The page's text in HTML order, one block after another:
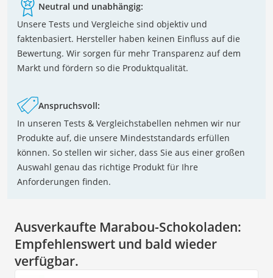
Neutral und unabhängig:
Unsere Tests und Vergleiche sind objektiv und
faktenbasiert. Hersteller haben keinen Einfluss auf die
Bewertung. Wir sorgen für mehr Transparenz auf dem
Markt und fördern so die Produktqualität.
Anspruchsvoll:
In unseren Tests & Vergleichstabellen nehmen wir nur
Produkte auf, die unsere Mindeststandards erfüllen
können. So stellen wir sicher, dass Sie aus einer großen
Auswahl genau das richtige Produkt für Ihre
Anforderungen finden.
Ausverkaufte Marabou-Schokoladen:
Empfehlenswert und bald wieder
verfügbar.